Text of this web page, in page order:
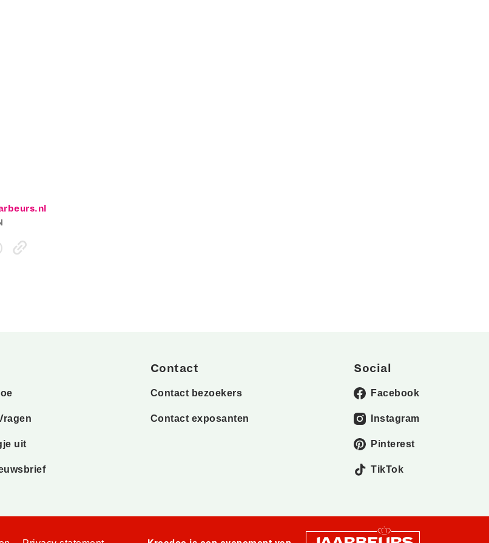
uit
Contact
Contact bezoekers
Contact exposanten
Social
Facebook
Instagram
Pinterest
TikTok